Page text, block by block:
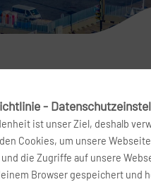
nach
-
ist unser Ziel, deshalb
Cookies, um unsere
die Zugriffe auf unsere
Browser gespeichert und